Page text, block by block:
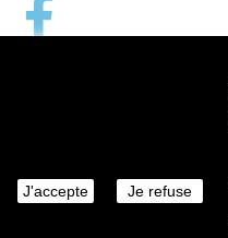
J'accepte Je refuse